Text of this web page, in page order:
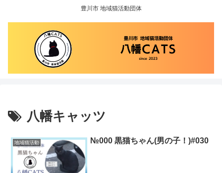
豊川市 地域猫活動団体
八幡キャッツ
地域猫活動 №000 黒猫ちゃん(男の子！)#030